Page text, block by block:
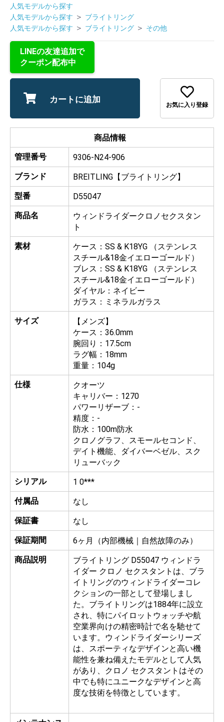
人気モデルから探す
人気モデルから探す ＞ ブライトリング
人気モデルから探す ＞ ブライトリング ＞ その他
LINEの友達追加で
クーポン配布中
カートに追加
お気に入り登録
商品情報
管理番号
9306-N24-906
ブランド
BREITLING【ブライトリング】
型番
D55047
商品名
ウィンドライダークロノセクスタン
ト
素材
ケース：SS & K18YG （ステンレス
スチール&18金イエローゴールド）
ブレス：SS & K18YG （ステンレス
スチール&18金イエローゴールド）
ダイヤル：ネイビー
ガラス：ミネラルガラス
サイズ
【メンズ】
ケース：36.0mm
腕回り：17.5cm
ラグ幅：18mm
重量：104g
仕様
クオーツ
キャリバー：1270
パワーリザーブ：-
精度：-
防水：100m防水
クロノグラフ、スモールセコンド、
デイト機能、ダイバーベゼル、スク
リューバック
シリアル
1 0***
付属品
なし
保証書
なし
保証期間
6ヶ月（内部機械｜自然故障のみ）
商品説明
ブライトリング D55047 ウィンドラ
イダー クロノ セクスタントは、ブラ
イトリングのウィンドライダーコレ
クションの一部として登場しまし
た。ブライトリングは1884年に設立
され、特にパイロットウォッチや航
空業界向けの精密時計で名を馳せて
います。ウィンドライダーシリーズ
は、スポーティなデザインと高い機
能性を兼ね備えたモデルとして人気
があり、クロノ セクスタントはその
中でも特にユニークなデザインと高
度な技術を特徴としています。